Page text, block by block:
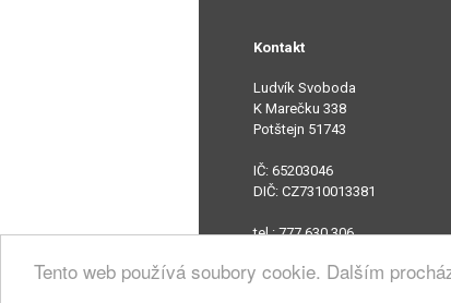
Tento web používá soubory cookie. Dalším
Kontakt
Ludvík Svoboda
K Marečku 338
Potštejn 51743
IČ: 65203046
DIČ: CZ7310013381
tel.: 777 630 306